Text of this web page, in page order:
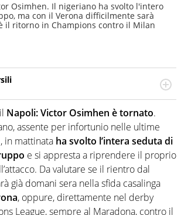
Osimhen. Il nigeriano ha svolto l'intero
ma con il Verona difficilmente sarà
il ritorno in Champions contro il Milan
redattore, divulgatore. E' una
del sito: racconta in immagini un
come pochi altri
Napoli:Victor Osimhen è tornato.
assente per infortunio nelle ultime
in mattinata ha svolto l’intera seduta di
e si appresta a riprendere il proprio
Da valutare se il rientro dal
già domani sera nella sfida casalinga
, oppure, direttamente nel derby
League, sempre al Maradona, contro il